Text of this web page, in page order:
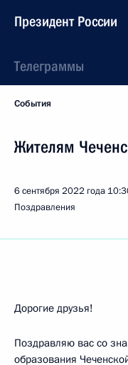
Президент России
Телеграммы
События
Жителям
6 сентября 2022 года
Поздравления
Дорогие друзья!
Поздравляю вас со
образования